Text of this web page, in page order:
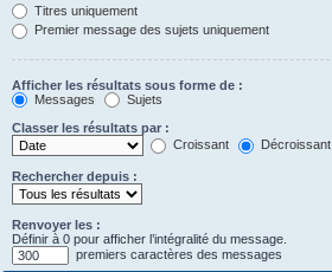
Titres uniquement
Premier message des sujets uniquement
Afficher les résultats sous forme de :
Messages
Sujets
Classer les résultats par :
Croissant
Décroissant
Rechercher depuis :
Renvoyer les :
Définir à 0 pour afficher l’intégralité du message.
premiers caractères des messages